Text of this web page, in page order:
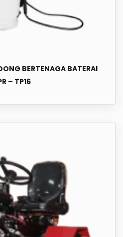
BERTENAGA BATERAI
– TP16